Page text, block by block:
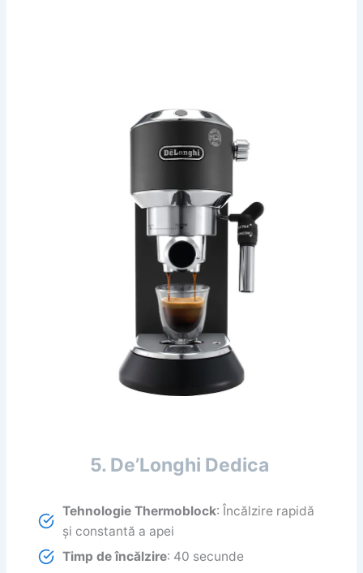
5. De’Longhi Dedica
Tehnologie Thermoblock: Încălzire rapidă
și constantă a apei
Timp de încălzire: 40 secunde